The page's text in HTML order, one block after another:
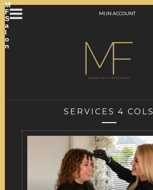
M
F
S
a
l
o
n
MIJN ACCOUNT
SERVICES 4 COLS